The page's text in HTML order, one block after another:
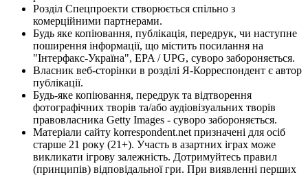
Розділ Спецпроекти створюється спільно з
комерційними партнерами.
Будь яке копіювання, публікація, передрук, чи наступне
поширення інформації, що містить посилання на
"Інтерфакс-Україна", EPA / UPG, суворо забороняється.
Власник веб-сторінки в розділі Я-Корреспондент є автор
публікації.
Будь-яке копіювання, передрук та відтворення
фотографічних творів та/або аудіовізуальних творів
правовласника Getty Images - суворо забороняється.
Матеріали сайту korrespondent.net призначені для осіб
старше 21 року (21+). Участь в азартних іграх може
викликати ігрову залежність. Дотримуйтесь правил
(принципів) відповідальної гри. При виявленні перших